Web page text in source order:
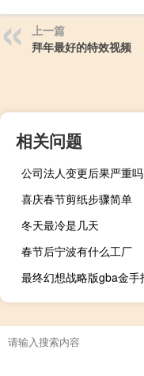
上一篇
拜年最好的特效视频
相关问题
公司法人变更后果严重吗
喜庆春节剪纸步骤简单
冬天最冷是几天
春节后宁波有什么工厂